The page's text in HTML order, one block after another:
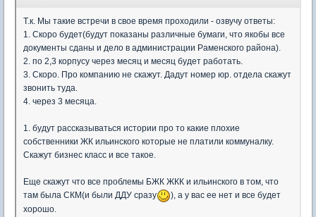
Т.к. Мы такие встречи в свое время проходили - озвучу ответы:
1. Скоро будет(будут показаны различные бумаги, что якобы все
документы сданы и дело в администрации Раменского района).
2. по 2,3 корпусу через месяц и месяц будет работать.
3. Скоро. Про компанию не скажут. Дадут номер юр. отдела скажут
звонить туда.
4. через 3 месяца.
1. будут рассказываться истории про то какие плохие
собственники ЖК ильинского которые не платили коммуналку.
Скажут бизнес класс и все такое.
Еще скажут что все проблемы БЖК ЖКК и ильинского в том, что
там была СКМ(и были ДДУ сразу
), а у вас ее нет и все будет
хорошо.